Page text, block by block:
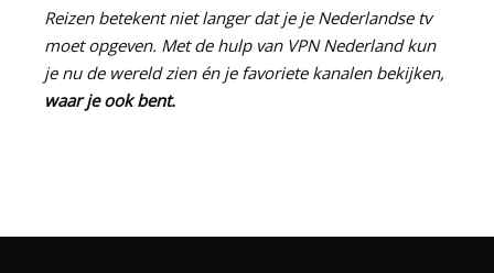
Reizen betekent niet langer dat je je Nederlandse tv
moet opgeven. Met de hulp van VPN Nederlandkun
je nu de wereld zien én je favoriete kanalen bekijken,
waar je ook bent.